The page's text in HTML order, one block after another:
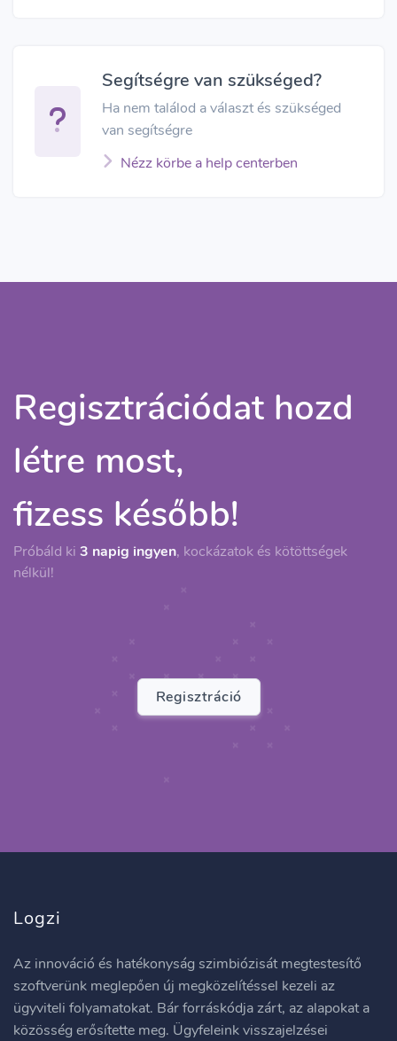
Segítségre van szükséged?
Ha nem találod a választ és szükséged
van segítségre
Nézz körbe a help centerben
Regisztrációdat hozd
létre most,
fizess később!
Próbáld ki 3 napig ingyen, kockázatok és kötöttségek
nélkül!
Regisztráció
Logzi
Az innováció és hatékonyság szimbiózisát megtestesítő
szoftverünk meglepően új megközelítéssel kezeli az
ügyviteli folyamatokat. Bár forráskódja zárt, az alapokat a
közösség erősítette meg. Ügyfeleink visszajelzései